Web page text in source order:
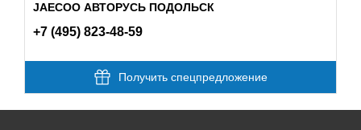
JAECOO АВТОРУСЬ ПОДОЛЬСК
+7 (495) 823-48-59
Получить спецпредложение